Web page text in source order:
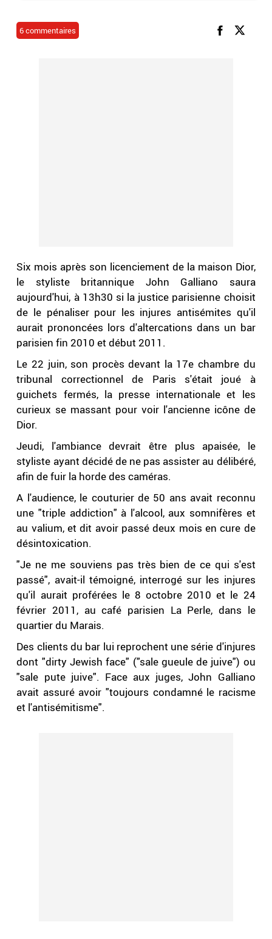
6 commentaires
Six mois après son licenciement de la maison Dior,
le styliste britannique John Galliano saura
aujourd'hui, à 13h30 si la justice parisienne choisit
de le pénaliser pour les injures antisémites qu'il
aurait prononcées lors d'altercations dans un bar
parisien fin 2010 et début 2011.
Le 22 juin, son procès devant la 17e chambre du
tribunal correctionnel de Paris s'était joué à
guichets fermés, la presse internationale et les
curieux se massant pour voir l'ancienne icône de
Dior.
Jeudi, l'ambiance devrait être plus apaisée, le
styliste ayant décidé de ne pas assister au délibéré,
afin de fuir la horde des caméras.
A l'audience, le couturier de 50 ans avait reconnu
une "triple addiction" à l'alcool, aux somnifères et
au valium, et dit avoir passé deux mois en cure de
désintoxication.
"Je ne me souviens pas très bien de ce qui s'est
passé", avait-il témoigné, interrogé sur les injures
qu'il aurait proférées le 8 octobre 2010 et le 24
février 2011, au café parisien La Perle, dans le
quartier du Marais.
Des clients du bar lui reprochent une série d'injures
dont "dirty Jewish face" ("sale gueule de juive") ou
"sale pute juive". Face aux juges, John Galliano
avait assuré avoir "toujours condamné le racisme
et l'antisémitisme".